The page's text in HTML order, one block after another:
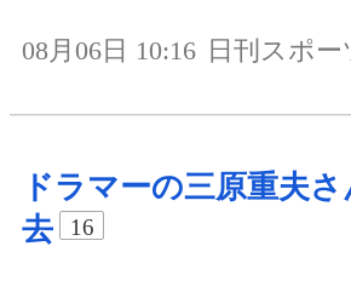
08月06日 10:16 日刊スポー
ドラマーの三原重夫
去
16